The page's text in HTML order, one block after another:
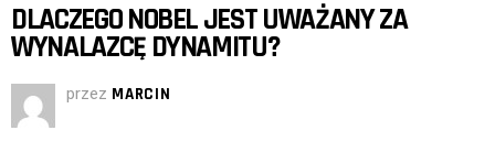
DLACZEGO NOBEL JEST UWAŻANY ZA
WYNALAZCĘ DYNAMITU?
przez MARCIN